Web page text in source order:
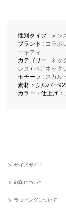
性別タイプ : メン
ブランド : コラボ
ーキティ
カテゴリー : ネッ
レス /ペアネック
モチーフ : スカル
素材：シルバー
カラー・仕上げ
サイズガイド
刻印について
ラッピングについて